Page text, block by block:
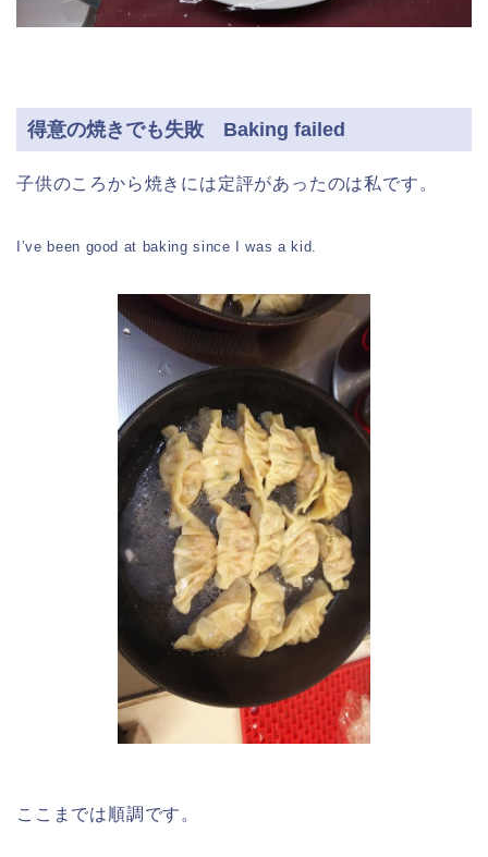
得意の焼きでも失敗 Baking failed
子供のころから焼きには定評があったのは私です。
I’ve been good at baking since I was a kid.
ここまでは順調です。